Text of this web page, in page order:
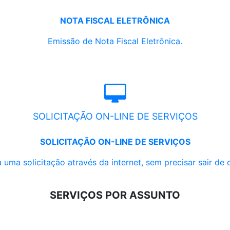
NOTA FISCAL ELETRÔNICA
Emissão de Nota Fiscal Eletrônica.
SOLICITAÇÃO ON-LINE DE SERVIÇOS
SOLICITAÇÃO ON-LINE DE SERVIÇOS
uma solicitação através da internet, sem precisar sair de
SERVIÇOS POR ASSUNTO